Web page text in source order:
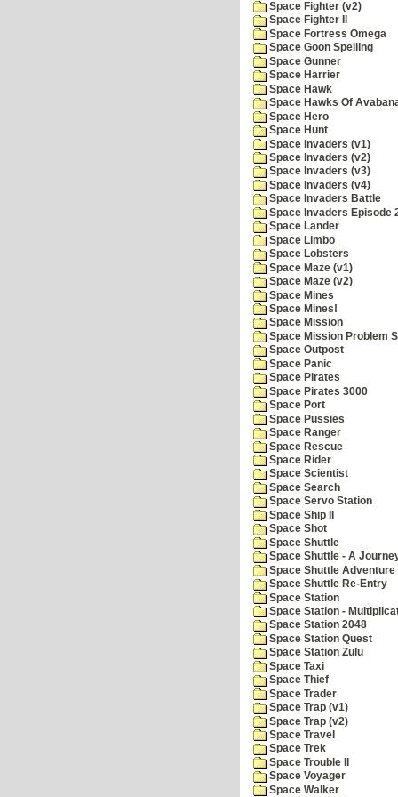
Space Fighter (v2)
Space Fighter II
Space Fortress Omega
Space Goon Spelling
Space Gunner
Space Harrier
Space Hawk
Space Hawks Of
Space Hero
Space Hunt
Space Invaders (v1)
Space Invaders (v2)
Space Invaders (v3)
Space Invaders (v4)
Space Invaders Battle
Space Invaders Episode
Space Lander
Space Limbo
Space Lobsters
Space Maze (v1)
Space Maze (v2)
Space Mines
Space Mines!
Space Mission
Space Mission Problem
Space Outpost
Space Panic
Space Pirates
Space Pirates 3000
Space Port
Space Pussies
Space Ranger
Space Rescue
Space Rider
Space Scientist
Space Search
Space Servo Station
Space Ship II
Space Shot
Space Shuttle
Space Shuttle - A
Space Shuttle Adventure
Space Shuttle Re-Entry
Space Station
Space Station -
Space Station 2048
Space Station Quest
Space Station Zulu
Space Taxi
Space Thief
Space Trader
Space Trap (v1)
Space Trap (v2)
Space Travel
Space Trek
Space Trouble II
Space Voyager
Space Walker